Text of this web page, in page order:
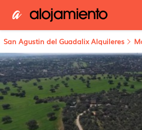
San Agustin del Guadalix Alquileres